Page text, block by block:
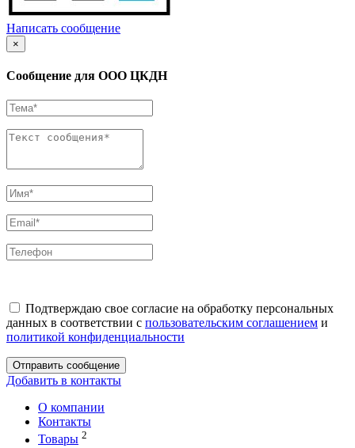
Написать сообщение
×
Сообщение для ООО ЦКДН
Подтверждаю свое согласие на обработку персональных
данных в соответствии с пользовательским соглашением и
политикой конфиденциальности
Отправить сообщение
Добавить в контакты
О компании
Контакты
Товары 2